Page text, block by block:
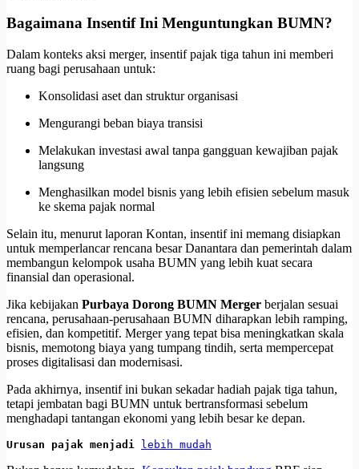
Bagaimana Insentif Ini Menguntungkan BUMN?
Dalam konteks aksi merger, insentif pajak tiga tahun ini memberi
ruang bagi perusahaan untuk:
Konsolidasi aset dan struktur organisasi
Mengurangi beban biaya transisi
Melakukan investasi awal tanpa gangguan kewajiban pajak
langsung
Menghasilkan model bisnis yang lebih efisien sebelum masuk
ke skema pajak normal
Selain itu, menurut laporan Kontan, insentif ini memang disiapkan
untuk memperlancar rencana besar Danantara dan pemerintah dalam
membangun kelompok usaha BUMN yang lebih kuat secara
finansial dan operasional.
Jika kebijakan Purbaya Dorong BUMN Merger berjalan sesuai
rencana, perusahaan-perusahaan BUMN diharapkan lebih ramping,
efisien, dan kompetitif. Merger yang tepat bisa meningkatkan skala
bisnis, memotong biaya yang tumpang tindih, serta mempercepat
proses digitalisasi dan modernisasi.
Pada akhirnya, insentif ini bukan sekadar hadiah pajak tiga tahun,
tetapi jembatan bagi BUMN untuk bertransformasi sebelum
menghadapi tantangan ekonomi yang lebih besar ke depan.
Urusan pajak menjadi lebih mudah